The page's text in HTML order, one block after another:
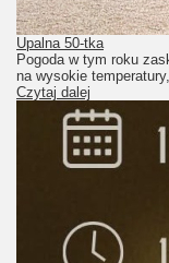
Upalna 50-tka
Pogoda w tym roku
na wysokie
Czytaj dalej